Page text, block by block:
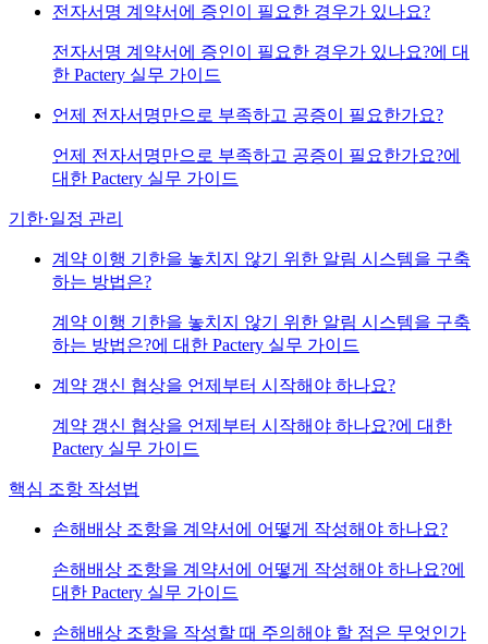
전자서명 계약서에 증인이 필요한 경우가 있나요?
전자서명 계약서에 증인이 필요한 경우가 있나요?에 대
한 Pactery 실무 가이드
언제 전자서명만으로 부족하고 공증이 필요한가요?
언제 전자서명만으로 부족하고 공증이 필요한가요?에
대한 Pactery 실무 가이드
기한·일정 관리
계약 이행 기한을 놓치지 않기 위한 알림 시스템을 구축
하는 방법은?
계약 이행 기한을 놓치지 않기 위한 알림 시스템을 구축
하는 방법은?에 대한 Pactery 실무 가이드
계약 갱신 협상을 언제부터 시작해야 하나요?
계약 갱신 협상을 언제부터 시작해야 하나요?에 대한
Pactery 실무 가이드
핵심 조항 작성법
손해배상 조항을 계약서에 어떻게 작성해야 하나요?
손해배상 조항을 계약서에 어떻게 작성해야 하나요?에
대한 Pactery 실무 가이드
손해배상 조항을 작성할 때 주의해야 할 점은 무엇인가